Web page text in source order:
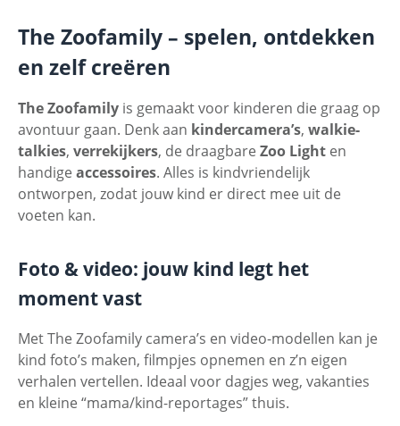
The Zoofamily – spelen, ontdekken
en zelf creëren
The Zoofamily is gemaakt voor kinderen die graag op
avontuur gaan. Denk aan kindercamera’s, walkie-
talkies, verrekijkers, de draagbare Zoo Light en
handige accessoires. Alles is kindvriendelijk
ontworpen, zodat jouw kind er direct mee uit de
voeten kan.
Foto & video: jouw kind legt het
moment vast
Met The Zoofamily camera’s en video-modellen kan je
kind foto’s maken, filmpjes opnemen en z’n eigen
verhalen vertellen. Ideaal voor dagjes weg, vakanties
en kleine “mama/kind-reportages” thuis.